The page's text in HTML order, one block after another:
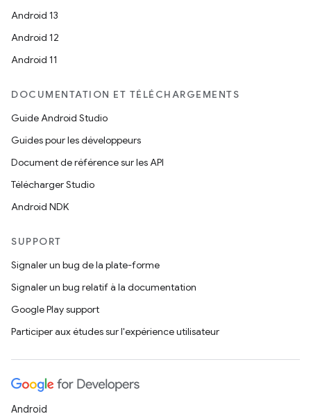
Android 13
Android 12
Android 11
DOCUMENTATION ET TÉLÉCHARGEMENTS
Guide Android Studio
Guides pour les développeurs
Document de référence sur les API
Télécharger Studio
Android NDK
SUPPORT
Signaler un bug de la plate-forme
Signaler un bug relatif à la documentation
Google Play support
Participer aux études sur l'expérience utilisateur
Android